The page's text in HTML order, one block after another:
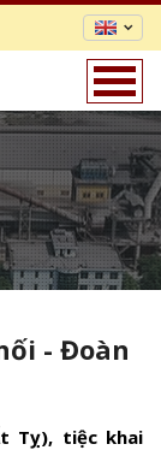
- Đoàn
Tỵ), tiệc khai